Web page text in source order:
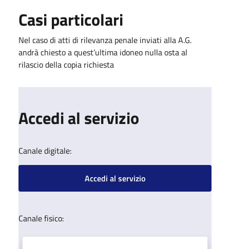
Casi particolari
Nel caso di atti di rilevanza penale inviati alla A.G.
andrà chiesto a quest’ultima idoneo nulla osta al
rilascio della copia richiesta
Accedi al servizio
Canale digitale:
Accedi al servizio
Canale fisico: